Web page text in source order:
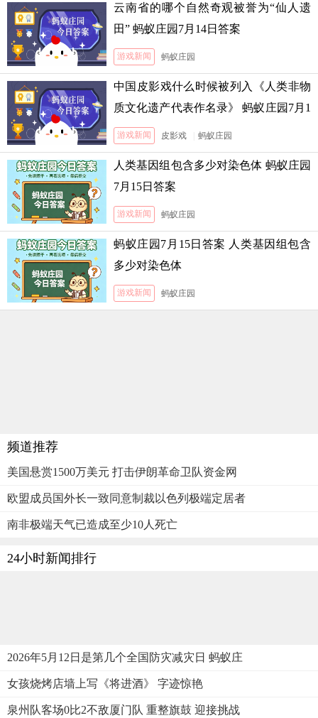
云南省的哪个自然奇观被誉为“仙人遗
田” 蚂蚁庄园7月14日答案
游戏新闻 蚂蚁庄园
中国皮影戏什么时候被列入《人类非物
质文化遗产代表作名录》 蚂蚁庄园7月1
3日答案
游戏新闻 皮影戏 蚂蚁庄园
人类基因组包含多少对染色体 蚂蚁庄园
7月15日答案
游戏新闻 蚂蚁庄园
蚂蚁庄园7月15日答案 人类基因组包含
多少对染色体
游戏新闻 蚂蚁庄园
频道推荐
美国悬赏1500万美元 打击伊朗革命卫队资金网
欧盟成员国外长一致同意制裁以色列极端定居者
南非极端天气已造成至少10人死亡
24小时新闻排行
2026年5月12日是第几个全国防灾减灾日 蚂蚁庄
女孩烧烤店墙上写《将进酒》 字迹惊艳
泉州队客场0比2不敌厦门队 重整旗鼓 迎接挑战